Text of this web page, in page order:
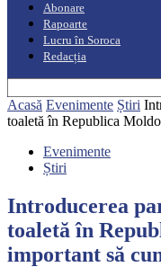
Abonare
Rapoarte
Lucru în Soroca
Redacția
Acasă Evenimente Știri
toaletă în Republica
Evenimente
Știri
Introducerea
toaletă în
important să